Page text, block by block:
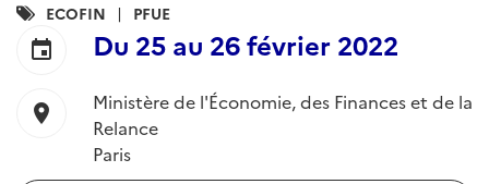
Catégories
:
ECOFIN PFUE
event Du 25 au 26 février 2022
location_on
Ministère de l'Économie, des Finances et de la
Relance
Paris